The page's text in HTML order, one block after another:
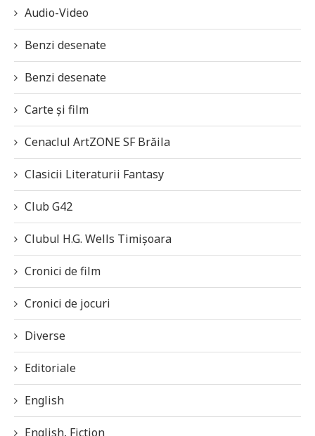
Audio-Video
Benzi desenate
Benzi desenate
Carte și film
Cenaclul ArtZONE SF Brăila
Clasicii Literaturii Fantasy
Club G42
Clubul H.G. Wells Timișoara
Cronici de film
Cronici de jocuri
Diverse
Editoriale
English
English, Fiction